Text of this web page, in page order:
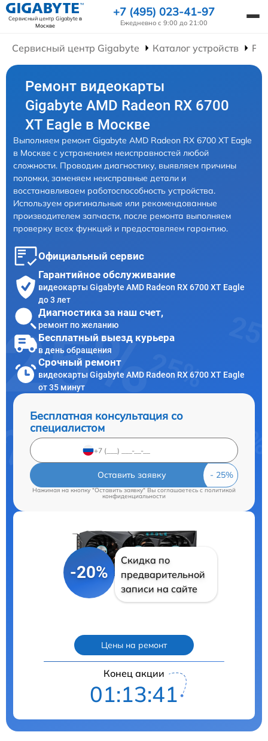
Сервисный центр Gigabyteв
Москве
+7 (495) 023-41-97
Ежедневно с 9:00 до 21:00
Сервисный центр Gigabyte Каталог устройств
Ремонт видеокарты
Gigabyte AMD Radeon RX 6700
XT Eagle в Москве
Выполняем ремонт Gigabyte AMD Radeon RX 6700 XT Eagle
в Москве с устранением неисправностей любой
сложности. Проводим диагностику, выявляем причины
поломки, заменяем неисправные детали и
восстанавливаем работоспособность устройства.
Используем оригинальные или рекомендованные
производителем запчасти, после ремонта выполняем
проверку всех функций и предоставляем гарантию.
Официальный сервис
Гарантийное обслуживание
видеокарты Gigabyte AMD Radeon RX 6700 XT Eagle
до 3 лет
Диагностика за наш счет,
ремонт по желанию
Бесплатный выезд курьера
в день обращения
Срочный ремонт
видеокарты Gigabyte AMD Radeon RX 6700 XT Eagle
от 35 минут
Бесплатная консультация со
специалистом
Оставить заявку
Нажимая на кнопку "Оставить заявку" Вы соглашаетесь c политикой
конфиденциальности
-20%
Скидка по
предварительной
записи на сайте
Цены на ремонт
Конец акции
01:13:40